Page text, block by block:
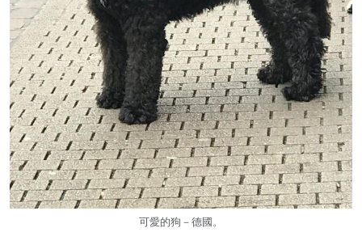
可愛的狗－德國。